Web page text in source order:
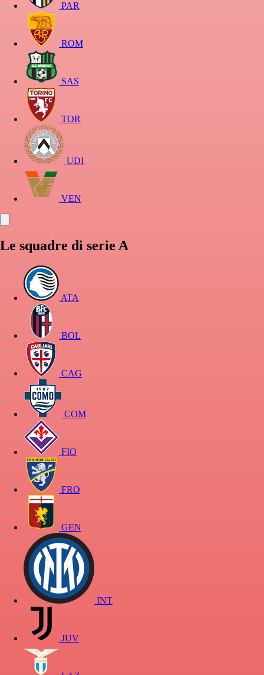
PAR
ROM
SAS
TOR
UDI
VEN
Le squadre di serie A
ATA
BOL
CAG
COM
FIO
FRO
GEN
INT
JUV